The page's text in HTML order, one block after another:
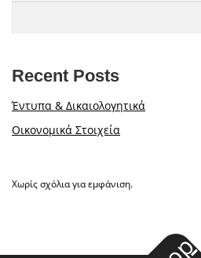
Recent Posts
Έντυπα & Δικαιολογητικά
Οικονομικά Στοιχεία
Χωρίς σχόλια για εμφάνιση.